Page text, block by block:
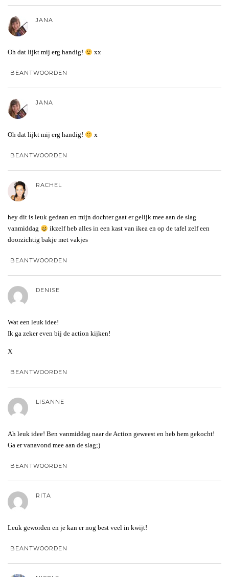
JANA
Oh dat lijkt mij erg handig! xx
BEANTWOORDEN
JANA
Oh dat lijkt mij erg handig! x
BEANTWOORDEN
RACHEL
hey dit is leuk gedaan en mijn dochter gaat er gelijk mee aan de slag
vanmiddag
ikzelf heb alles in een kast van ikea en op de tafel zelf een
doorzichtig bakje met vakjes
BEANTWOORDEN
DENISE
Wat een leuk idee!
Ik ga zeker even bij de action kijken!
X
BEANTWOORDEN
LISANNE
Ah leuk idee! Ben vanmiddag naar de Action geweest en heb hem gekocht!
Ga er vanavond mee aan de slag;)
BEANTWOORDEN
RITA
Leuk geworden en je kan er nog best veel in kwijt!
BEANTWOORDEN